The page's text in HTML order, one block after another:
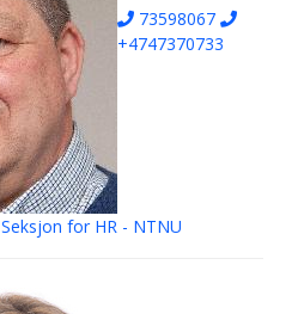
73598067
+4747370733
Seksjon for HR - NTNU